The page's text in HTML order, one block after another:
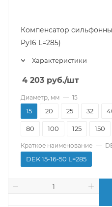
Компенсатор
Ру16 L=285)
Характеристики
4 203 руб./шт
Диаметр, мм — 15
15 20 25 32
80 100 125 150
Краткое наименование —
DEK 15-16-50 L=285